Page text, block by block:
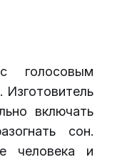
голосовым
Изготовитель
включать
сон.
человека и